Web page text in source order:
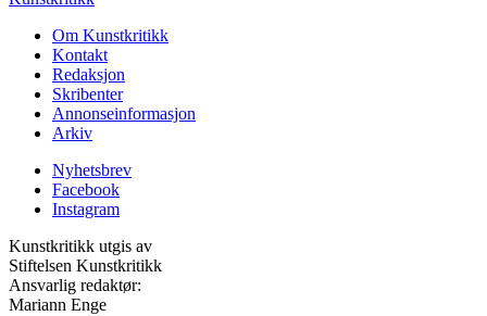
Om Kunstkritikk
Kontakt
Redaksjon
Skribenter
Annonseinformasjon
Arkiv
Nyhetsbrev
Facebook
Instagram
Kunstkritikk utgis av
Stiftelsen Kunstkritikk
Ansvarlig redaktør:
Mariann Enge